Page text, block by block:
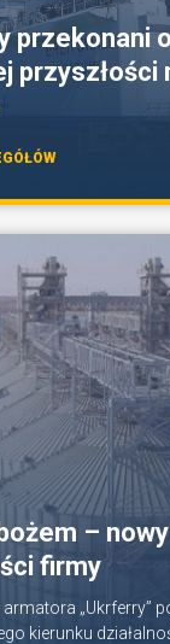
przekonani
przyszłości
–
firmy
„Ukrferry”
kierunku